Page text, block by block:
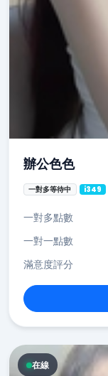
辦公色色
一對多等待中 i349
一對多點數
一對一點數
滿意度評分
在線